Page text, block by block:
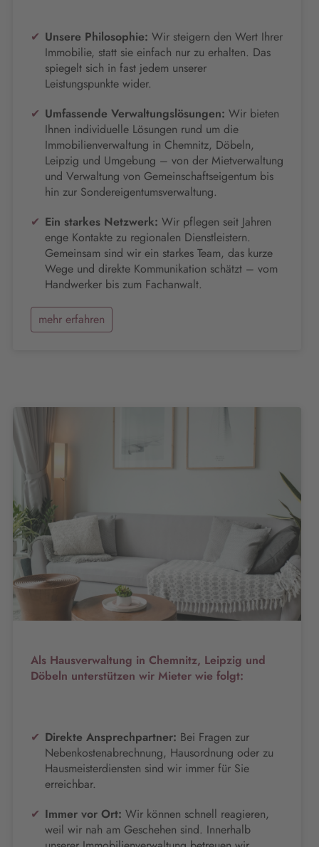
Unsere Philosophie: Wir steigern den Wert Ihrer
Immobilie, statt sie einfach nur zu erhalten. Das
spiegelt sich in fast jedem unserer
Leistungspunkte wider.
Umfassende Verwaltungslösungen: Wir bieten
Ihnen individuelle Lösungen rund um die
Immobilienverwaltung in Chemnitz, Döbeln,
Leipzig und Umgebung – von der Mietverwaltung
und Verwaltung von Gemeinschaftseigentum bis
hin zur Sondereigentumsverwaltung.
Ein starkes Netzwerk: Wir pflegen seit Jahren
enge Kontakte zu regionalen Dienstleistern.
Gemeinsam sind wir ein starkes Team, das kurze
Wege und direkte Kommunikation schätzt – vom
Handwerker bis zum Fachanwalt.
mehr erfahren
Als Hausverwaltung in Chemnitz, Leipzig und
Döbeln unterstützen wir Mieter wie folgt:
Direkte Ansprechpartner: Bei Fragen zur
Nebenkostenabrechnung, Hausordnung oder zu
Hausmeisterdiensten sind wir immer für Sie
erreichbar.
Immer vor Ort: Wir können schnell reagieren,
weil wir nah am Geschehen sind. Innerhalb